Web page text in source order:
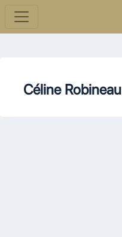
Céline Robineau